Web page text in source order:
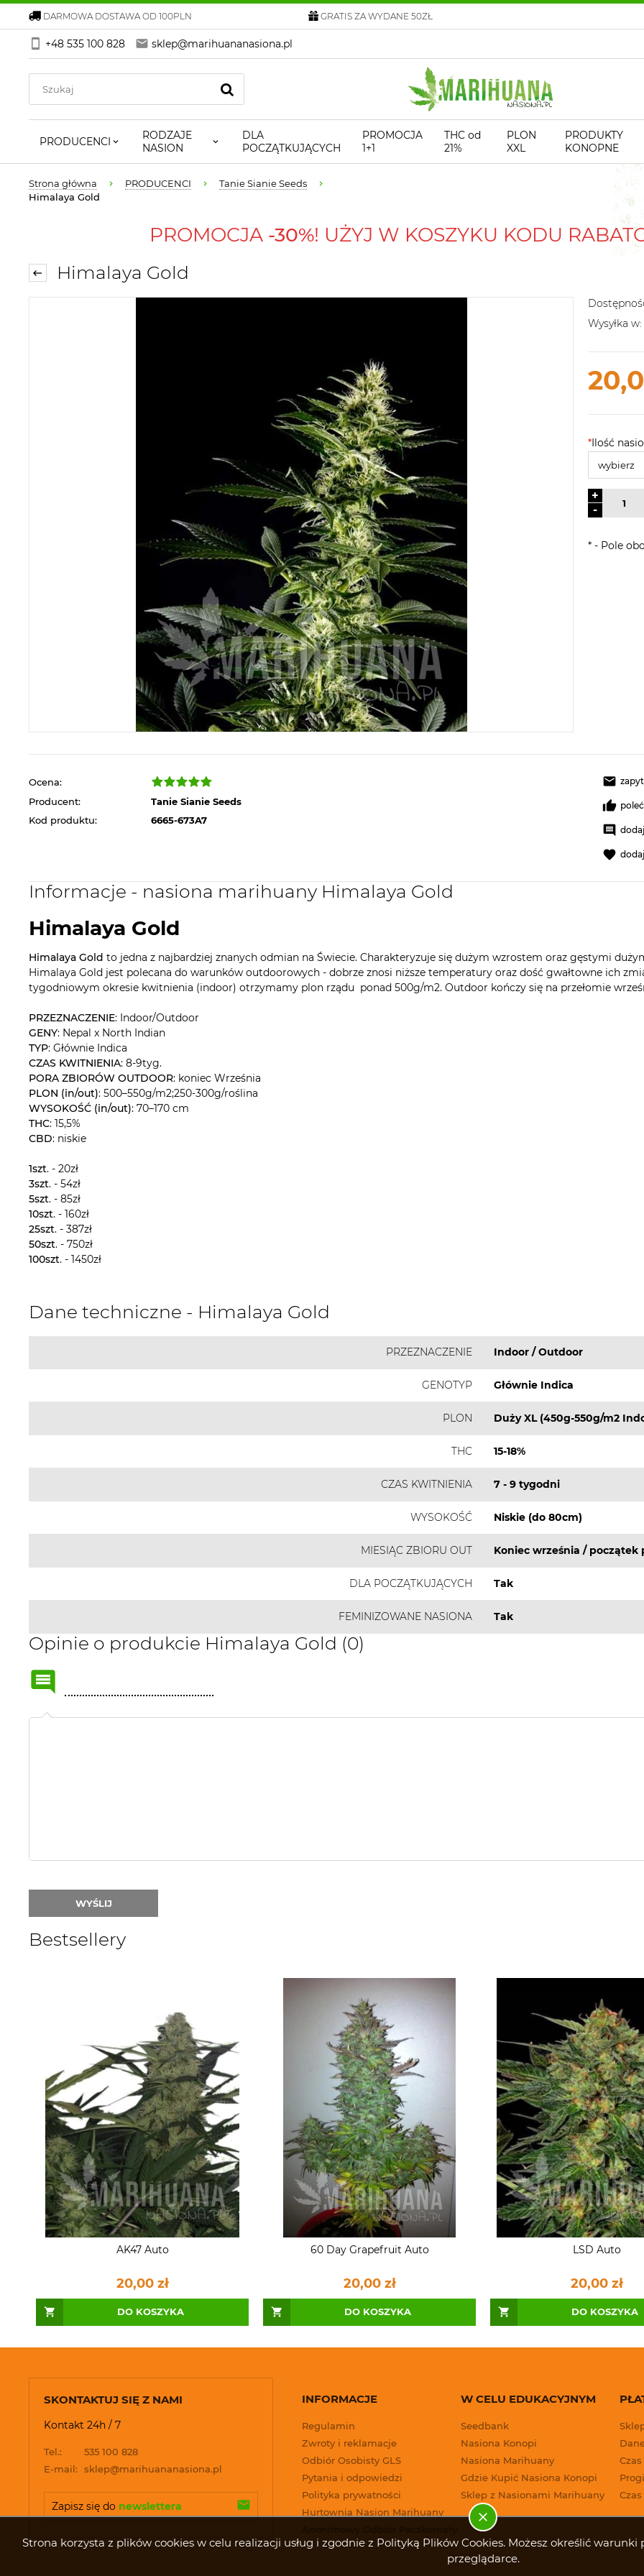
Strona korzysta z plików cookies w celu realizacji usług i zgodnie z Polityką Plików Cookies. Możesz określić
przeglądarce.
DARMOWA DOSTAWA OD 100PLN GRATIS ZA WYDANE 50ZŁ
+48 535 100 828 sklep@marihuananasiona.pl
PRODUCENCI
RODZAJE
NASION
DLA
POCZĄTKUJĄCYCH
PROMOCJA
1+1
THC od
21%
PLON
XXL
PRODUKTY
KONOPNE
Strona główna PRODUCENCI
Tanie Sianie Seeds
Himalaya Gold
PROMOCJA -30%! UŻYJ W KOSZYKU KODU
Himalaya Gold
Wysyłka w:
*Ilość
-
+
* - Pole
Ocena:
Producent:
Tanie Sianie Seeds
Kod produktu:
6665-673A7
Informacje - nasiona marihuany Himalaya Gold
Himalaya Gold
Himalaya Gold to jedna z najbardziej znanych odmian na Świecie. Charakteryzuje się dużym wzrostem oraz gęstymi
Himalaya Gold jest polecana do warunków outdoorowych - dobrze znosi niższe temperatury oraz dość gwałtowne ich
tygodniowym okresie kwitnienia (indoor) otrzymamy plon rządu ponad 500g/m2. Outdoor kończy się na przełomie
PRZEZNACZENIE: Indoor/Outdoor
GENY: Nepal x North Indian
TYP: Głównie Indica
CZAS KWITNIENIA: 8-9tyg.
PORA ZBIORÓW OUTDOOR: koniec Września
PLON (in/out): 500–550g/m2;250-300g/roślina
WYSOKOŚĆ (in/out): 70–170 cm
THC: 15,5%
CBD: niskie
1szt. - 20zł
3szt. - 54zł
5szt. - 85zł
10szt. - 160zł
25szt. - 387zł
50szt. - 750zł
100szt. - 1450zł
Dane techniczne - Himalaya Gold
PRZEZNACZENIE Indoor / Outdoor
GENOTYP Głównie Indica
PLON Duży XL (450g-550g/m2
THC 15-18%
CZAS KWITNIENIA 7 - 9 tygodni
WYSOKOŚĆ Niskie (do 80cm)
MIESIĄC ZBIORU OUT Koniec września / początek
DLA POCZĄTKUJĄCYCH Tak
FEMINIZOWANE NASIONA Tak
Opinie o produkcie Himalaya Gold (0)
WYŚLIJ
Bestsellery
AK47 Auto
20,00 zł
DO KOSZYKA
60 Day Grapefruit Auto
20,00 zł
DO KOSZYKA
LSD Auto
20,00 zł
DO KOSZYKA
INFORMACJE
Regulamin
Zwroty i reklamacje
Odbiór Osobisty GLS
Pytania i odpowiedzi
Polityka prywatności
Hurtownia Nasion Marihuany
W CELU EDUKACYJNYM
Seedbank
Nasiona Konopi
Nasiona Marihuany
Gdzie Kupić Nasiona Konopi
Sklep z Nasionami Marihuany
SKONTAKTUJ SIĘ Z NAMI
Kontakt 24h / 7
Tel.:
535 100 828
E-mail: sklep@marihuananasiona.pl
Zapisz się do newslettera